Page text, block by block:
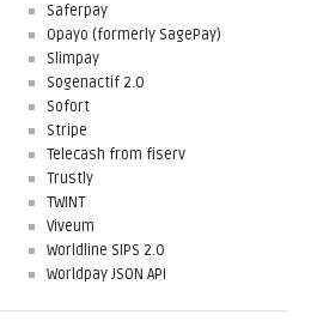
Saferpay
Opayo (formerly SagePay)
Slimpay
Sogenactif 2.0
Sofort
Stripe
Telecash from fiserv
Trustly
TWINT
Viveum
Worldline SIPS 2.0
Worldpay JSON API